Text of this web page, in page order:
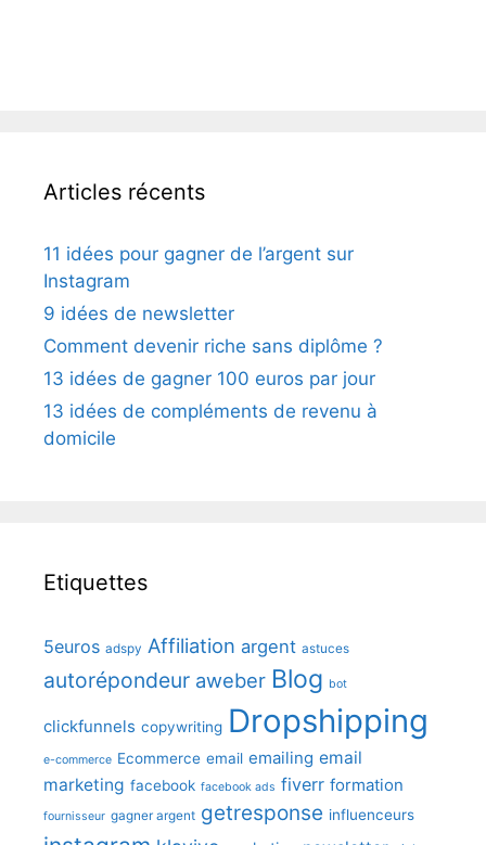
Articles récents
11 idées pour gagner de l’argent sur
Instagram
9 idées de newsletter
Comment devenir riche sans diplôme ?
13 idées de gagner 100 euros par jour
13 idées de compléments de revenu à
domicile
Etiquettes
5euros adspy Affiliation argent astuces
autorépondeur aweber Blog bot
clickfunnels copywriting Dropshipping
e-commerce Ecommerce email emailing email
marketing facebook facebook ads fiverr formation
fournisseur gagner argent getresponse influenceurs